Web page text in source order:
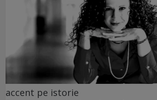
accent pe istorie